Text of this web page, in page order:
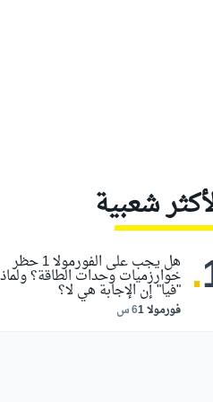
شعبية
. فورمولا 1 6 س
هل يجب على الفورمولا 1 حظر
خوارزميات وحدات الطاقة؟
"فيا" إن الإجابة هي لا؟